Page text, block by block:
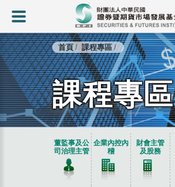
首頁 課程專區
課程專區
董監事及公
司治理主管
企業內控內
稽
財會主管
及股務